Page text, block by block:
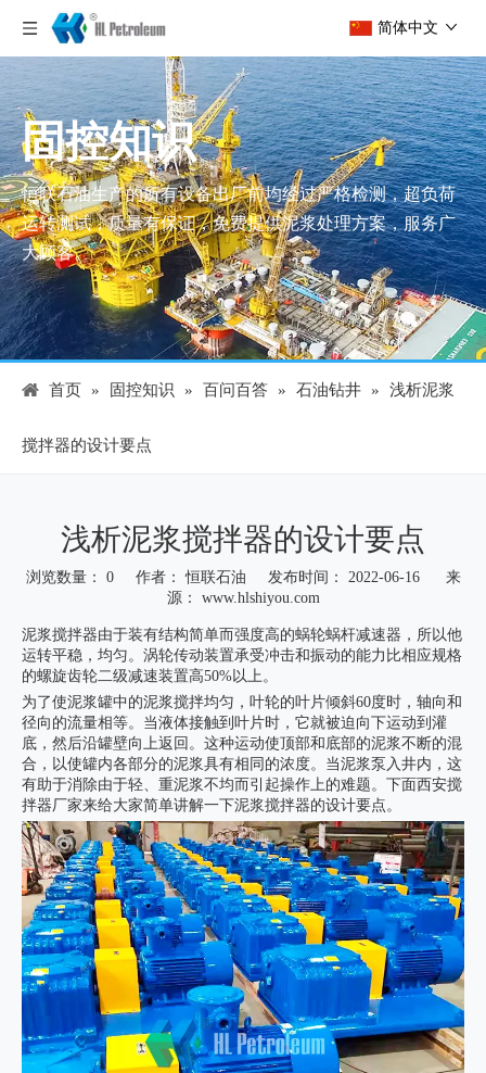
简体中文
固控知识
恒联石油生产的所有设备出厂前均经过严格检测，超负荷
运转测试，质量有保证，免费提供泥浆处理方案，服务广
大顾客。
首页 » 固控知识 » 百问百答 » 石油钻井 » 浅析泥浆
搅拌器的设计要点
浅析泥浆搅拌器的设计要点
浏览数量： 0作者： 恒联石油 发布时间： 2022-06-16 来
源： www.hlshiyou.com
["wechat","weibo","qzone","douban","email"]
泥浆搅拌器由于装有结构简单而强度高的蜗轮蜗杆减速器，所以他
运转平稳，均匀。涡轮传动装置承受冲击和振动的能力比相应规格
的螺旋齿轮二级减速装置高50%以上。
为了使泥浆罐中的泥浆搅拌均匀，叶轮的叶片倾斜60度时，轴向和
径向的流量相等。当液体接触到叶片时，它就被迫向下运动到灌
底，然后沿罐壁向上返回。这种运动使顶部和底部的泥浆不断的混
合，以使罐内各部分的泥浆具有相同的浓度。当泥浆泵入井内，这
有助于消除由于轻、重泥浆不均而引起操作上的难题。下面西安搅
拌器厂家来给大家简单讲解一下泥浆搅拌器的设计要点。